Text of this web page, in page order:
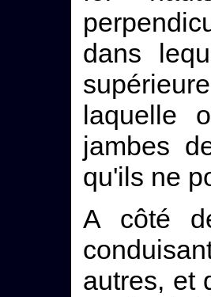
dans
laquelle
jambes
qu'ils ne
A côté
autres, et